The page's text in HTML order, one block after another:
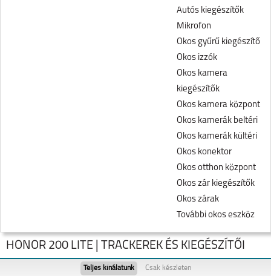
Autós kiegészítők
Mikrofon
Okos gyűrű kiegészítő
Okos izzók
Okos kamera
kiegészítők
Okos kamera központ
Okos kamerák beltéri
Okos kamerák kültéri
Okos konektor
Okos otthon központ
Okos zár kiegészítők
Okos zárak
További okos eszköz
HONOR 200 LITE | TRACKEREK ÉS KIEGÉSZÍTŐI
Teljes kínálatunk Csak készleten